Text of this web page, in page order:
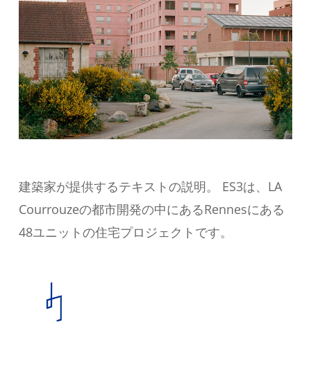
建築家が提供するテキストの説明。 ES3は、LA
Courrouzeの都市開発の中にあるRennesにある
48ユニットの住宅プロジェクトです。